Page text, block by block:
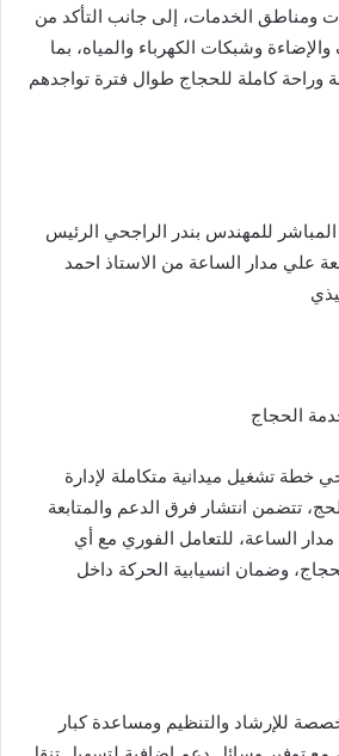
ومناطق الخدمات، إلى جانب التأكد من
وشبكات الكهرباء والمياه، بما
وراحة كاملة للحجاج طوال فترة تواجدهم
للمهندس بندر الراجحي الرئيس
علي مدار الساعة من الاستاذ احمد
الحجاج
تشغيل ميدانية متكاملة لإدارة
تتضمن انتشار فرق الدعم والمتابعة
الساعة، للتعامل الفوري مع أي
وضمان انسيابية الحركة داخل
للإرشاد والتنظيم ومساعدة كبار